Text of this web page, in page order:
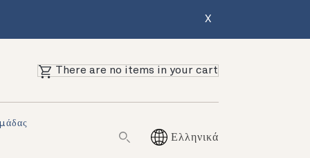
X
There are no items in your cart
Ελληνικά